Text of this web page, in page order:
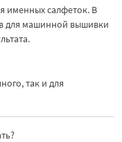
именных салфеток. В
для машинной вышивки
так и для